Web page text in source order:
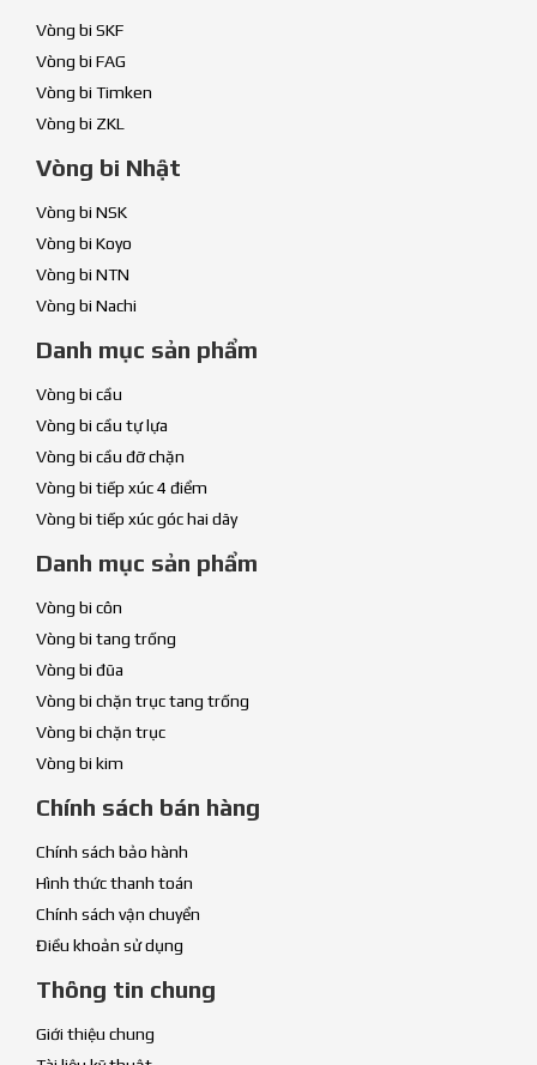
Vòng bi SKF
Vòng bi FAG
Vòng bi Timken
Vòng bi ZKL
Vòng bi Nhật
Vòng bi NSK
Vòng bi Koyo
Vòng bi NTN
Vòng bi Nachi
Danh mục sản phẩm
Vòng bi cầu
Vòng bi cầu tự lựa
Vòng bi cầu đỡ chặn
Vòng bi tiếp xúc 4 điểm
Vòng bi tiếp xúc góc hai dãy
Danh mục sản phẩm
Vòng bi côn
Vòng bi tang trống
Vòng bi đũa
Vòng bi chặn trục tang trống
Vòng bi chặn trục
Vòng bi kim
Chính sách bán hàng
Chính sách bảo hành
Hình thức thanh toán
Chính sách vận chuyển
Điều khoản sử dụng
Thông tin chung
Giới thiệu chung